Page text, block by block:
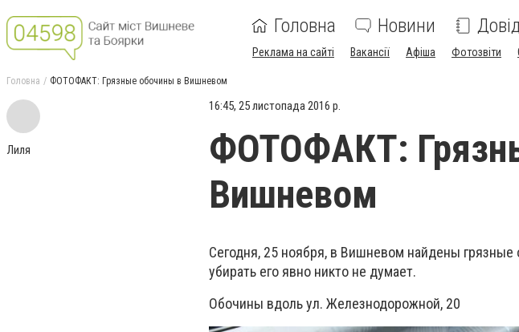
Головна Новини
Реклама на сайті Вакансії Афіша Фотозвіти
Головна ФОТОФАКТ: Грязные обочины в Вишневом
Лиля
16:45, 25 листопада 2016 р.
ФОТОФАКТ:
Вишневом
Сегодня, 25 ноября, в Вишневом найдены
убирать его явно никто не думает.
Обочины вдоль ул. Железнодорожной, 20